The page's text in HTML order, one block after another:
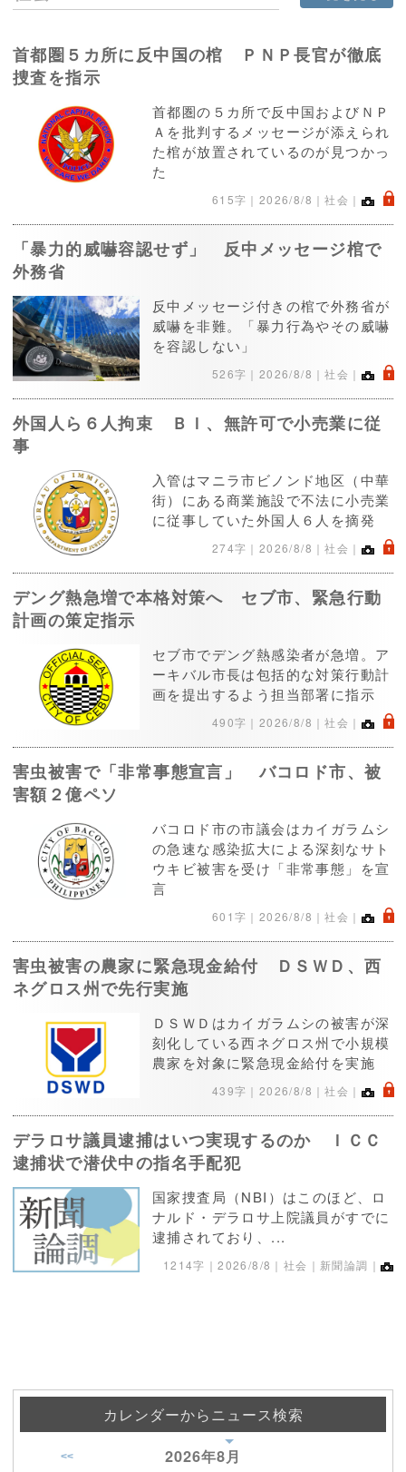
首都圏５カ所に反中国の棺 ＰＮＰ長官が徹底
捜査を指示
首都圏の５カ所で反中国およびＮＰ
Ａを批判するメッセージが添えられ
た棺が放置されているのが見つかっ
た
615字｜ 2026/8/8 ｜社会｜ .
「暴力的威嚇容認せず」 反中メッセージ棺で
外務省
反中メッセージ付きの棺で外務省が
威嚇を非難。「暴力行為やその威嚇
を容認しない」
526字｜ 2026/8/8 ｜社会｜ .
外国人ら６人拘束 ＢＩ、無許可で小売業に従
事
入管はマニラ市ビノンド地区（中華
街）にある商業施設で不法に小売業
に従事していた外国人６人を摘発
274字｜ 2026/8/8 ｜社会｜ .
デング熱急増で本格対策へ セブ市、緊急行動
計画の策定指示
セブ市でデング熱感染者が急増。ア
ーキバル市長は包括的な対策行動計
画を提出するよう担当部署に指示
490字｜ 2026/8/8 ｜社会｜ .
害虫被害で「非常事態宣言」 バコロド市、被
害額２億ペソ
バコロド市の市議会はカイガラムシ
の急速な感染拡大による深刻なサト
ウキビ被害を受け「非常事態」を宣
言
601字｜ 2026/8/8 ｜社会｜ .
害虫被害の農家に緊急現金給付 ＤＳＷＤ、西
ネグロス州で先行実施
ＤＳＷＤはカイガラムシの被害が深
刻化している西ネグロス州で小規模
農家を対象に緊急現金給付を実施
439字｜ 2026/8/8 ｜社会｜ .
デラロサ議員逮捕はいつ実現するのか ＩＣＣ
逮捕状で潜伏中の指名手配犯
国家捜査局（NBI）はこのほど、ロ
ナルド・デラロサ上院議員がすでに
逮捕されており、...
1214字｜2026/8/8 ｜社会｜新聞論調｜
カレンダーからニュース検索
2026年8月
<<